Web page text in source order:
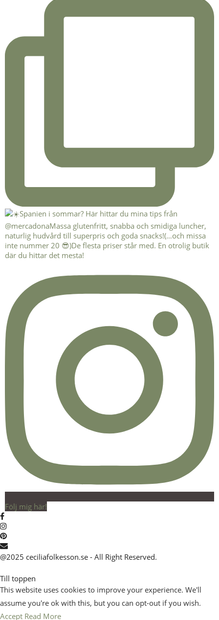
Följ mig här!
@2025 ceciliafolkesson.se - All Right Reserved.
Till toppen
This website uses cookies to improve your experience. We'll
assume you're ok with this, but you can opt-out if you wish.
Accept Read More